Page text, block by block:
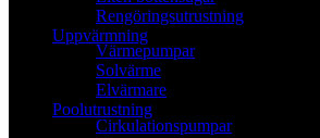
Rengöringsutrustning
Uppvärmning
Värmepumpar
Solvärme
Elvärmare
Poolutrustning
Cirkulationspumpar